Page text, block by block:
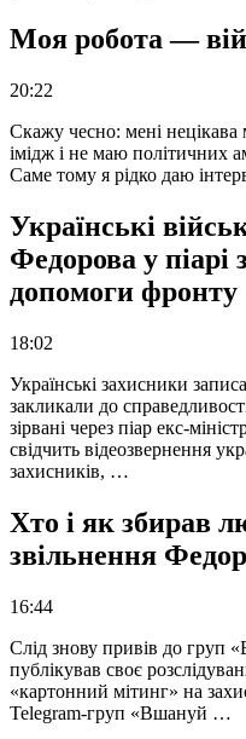
Моя робота —
20:22
Скажу чесно: мені
імідж і не маю політичних
Саме тому я рідко даю
Українські
Федорова у піарі
допомоги фронту
18:02
Українські захисники
закликали до
зірвані через піар екс-
свідчить відеозвернення
захисників, …
Хто і як збирав
звільнення
16:44
Слід знову привів до груп
публікував своє
«картонний мітинг» на
Telegram-груп «Вшануй …